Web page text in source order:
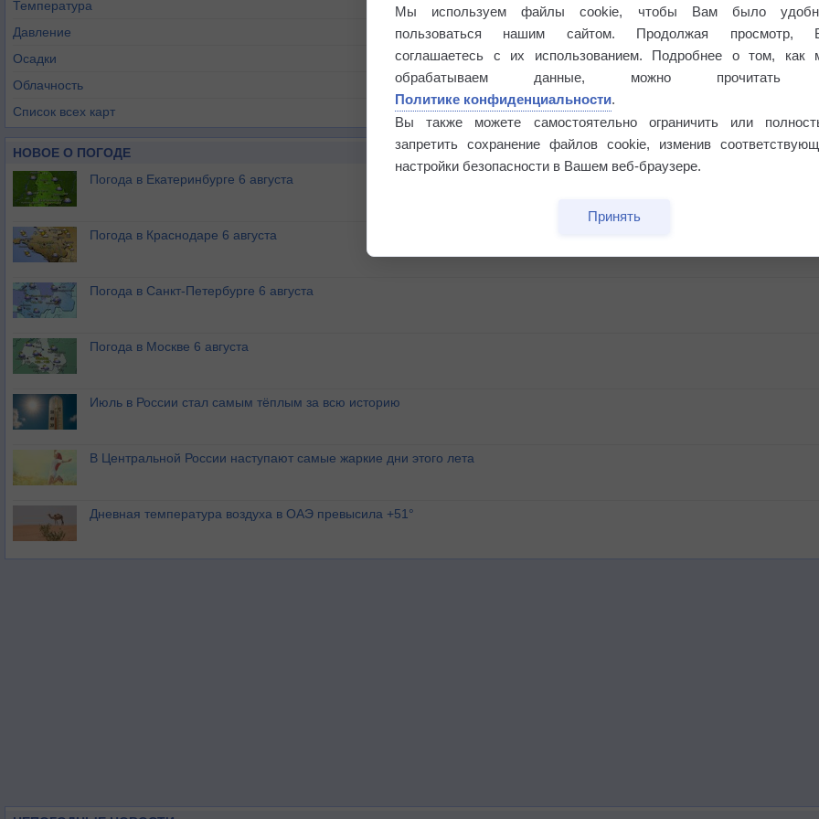
Температура
Давление
Осадки
Облачность
Список всех карт
НОВОЕ О ПОГОДЕ
Погода в Екатеринбурге 6 августа
Погода в Краснодаре 6 августа
Погода в Санкт-Петербурге 6 августа
Погода в Москве 6 августа
Июль в России стал самым тёплым за всю историю
В Центральной России наступают самые жаркие дни этого лета
Дневная температура воздуха в ОАЭ превысила +51°
Мы используем файлы cookie, чтобы Вам было
пользоваться нашим сайтом. Продолжая просмотр,
соглашаетесь с их использованием. Подробнее о том, как
обрабатываем данные, можно прочитать
Политике конфиденциальности.
Вы также можете самостоятельно ограничить или
запретить сохранение файлов cookie, изменив
настройки безопасности в Вашем веб-браузере.
Принять